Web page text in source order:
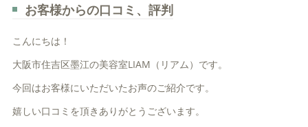
お客様からの口コミ、評判
こんにちは！
大阪市住吉区墨江の美容室LIAM（リアム）です。
今回はお客様にいただいたお声のご紹介です。
嬉しい口コミを頂きありがとうございます。